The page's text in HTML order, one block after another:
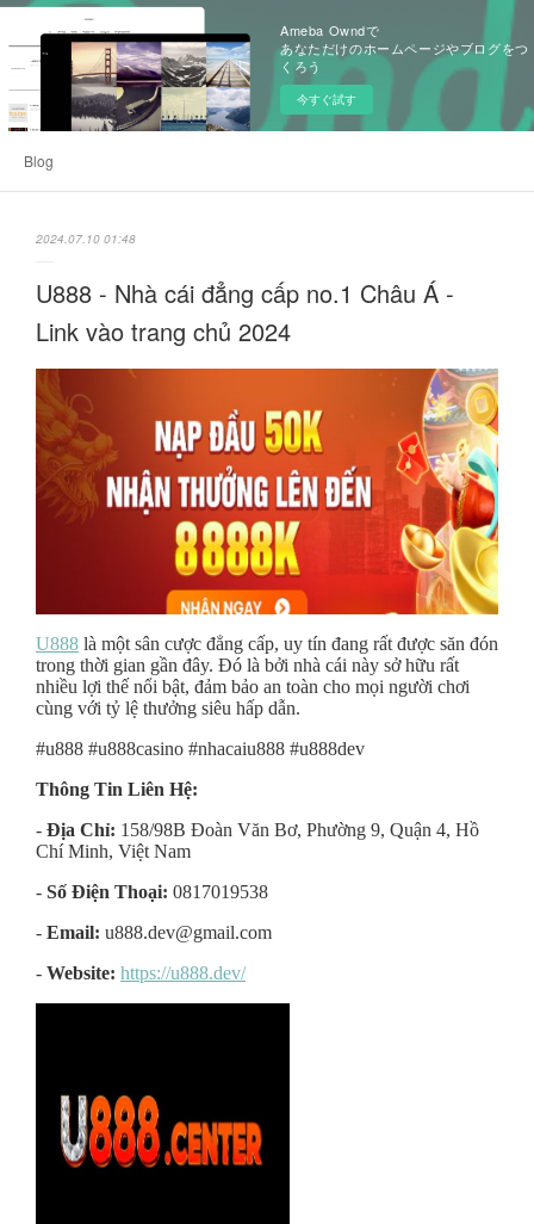
Ameba Owndで
あなただけのホームページやブログをつ
くろう
今すぐ試す
Blog
2024.07.10 01:48
U888 - Nhà cái đẳng cấp no.1 Châu Á -
Link vào trang chủ 2024